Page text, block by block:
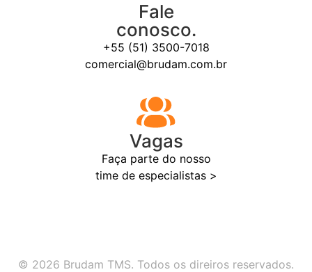
Fale
conosco.
+55 (51) 3500-7018
comercial@brudam.com.br
Vagas
Faça parte do nosso
time de especialistas >
© 2026 Brudam TMS. Todos os direiros reservados.